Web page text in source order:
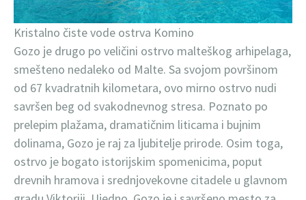
Kristalno čiste vode ostrva Komino
Gozo je drugo po veličini ostrvo malteškog arhipelaga,
smešteno nedaleko od Malte. Sa svojom površinom
od 67 kvadratnih kilometara, ovo mirno ostrvo nudi
savršen beg od svakodnevnog stresa. Poznato po
prelepim plažama, dramatičnim liticama i bujnim
dolinama, Gozo je raj za ljubitelje prirode. Osim toga,
ostrvo je bogato istorijskim spomenicima, poput
drevnih hramova i srednjovekovne citadele u glavnom